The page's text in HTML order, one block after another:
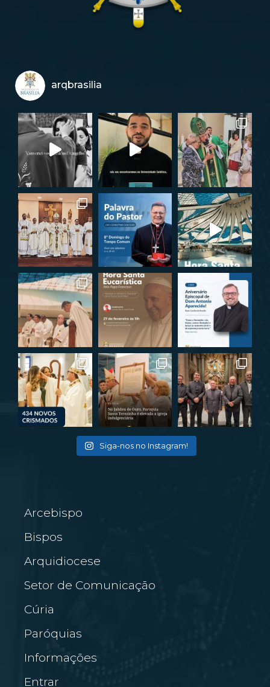
arqbrasilia
Siga-nos no Instagram!
Arcebispo
Bispos
Arquidiocese
Setor de Comunicação
Cúria
Paróquias
Informações
Entrar